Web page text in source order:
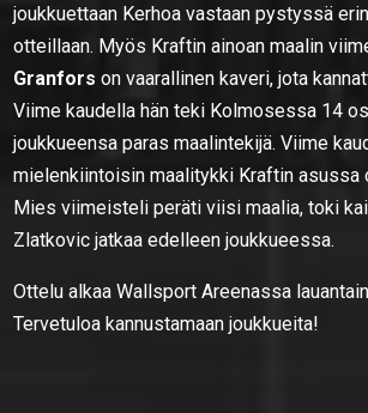
joukkuettaan Kerhoa vastaan pystyssä
otteillaan. Myös Kraftin ainoan maalin
Granfors on vaarallinen kaveri, jota
Viime kaudella hän teki Kolmosessa 14
joukkueensa paras maalintekijä. Viime
mielenkiintoisin maalitykki Kraftin asussa
Mies viimeisteli peräti viisi maalia, toki
Zlatkovic jatkaa edelleen joukkueessa.
Ottelu alkaa Wallsport Areenassa
Tervetuloa kannustamaan joukkueita!